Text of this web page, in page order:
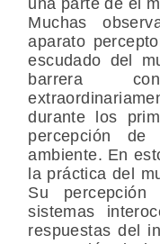
Muchas
aparato
escudado del
barrera
durante los
percepción
ambiente. En
la práctica del
Su
sistemas
respuestas del